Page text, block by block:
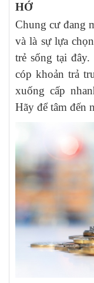
HỚ
Chung cư đang
và là sự lựa
trẻ sống tại
cóp khoản trả
xuống cấp
Hãy để tâm đến